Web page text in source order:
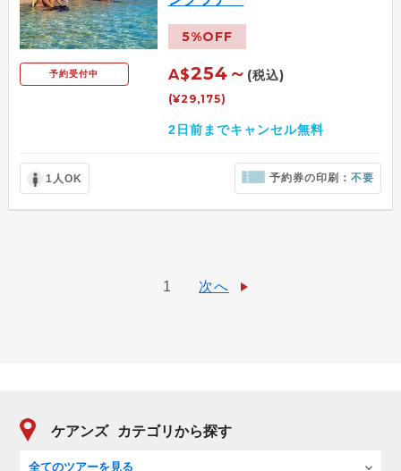
予約受付中
5%OFF
A$254～ (税込)
(¥29,175)
2日前までキャンセル無料
1人OK 予約券の印刷：不要
1 次へ
ケアンズ カテゴリから探す
全てのツアーを見る